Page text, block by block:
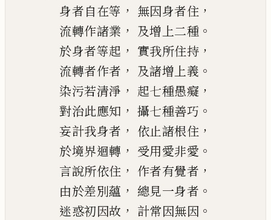
身者自在等 ， 無因身者住 ，
流轉作諸業 ， 及增上二種 。
於身者等起 ， 實我所住持 ，
流轉者作者 ， 及諸增上義 。
染污若清淨 ， 起七種愚癡 ，
對治此應知 ， 攝七種善巧 。
妄計我身者 ， 依止諸根住 ，
於境界迴轉 ， 受用愛非愛 。
言說所依住 ， 作者有覺者 ，
由於差別蘊 ， 總見一身者 。
迷惑初因故 ， 計常因無因 。